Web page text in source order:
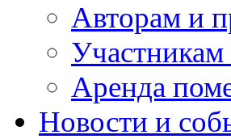
Авторам и
Аренда
Новости и